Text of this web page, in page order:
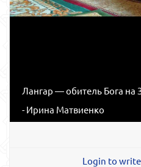
Лангар — обитель Бога на
- Ирина Матвиенко
Login to